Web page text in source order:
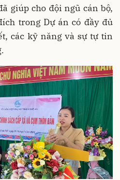
giúp cho đội ngũ cán bộ,
trong Dự án có đầy đủ
các kỹ năng và sự tự tin